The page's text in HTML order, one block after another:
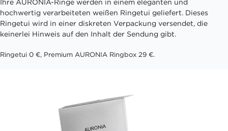
Ihre AURONIA-Ringe werden in einem eleganten und
hochwertig verarbeiteten weißen Ringetui geliefert. Dieses
Ringetui wird in einer diskreten Verpackung versendet, die
keinerlei Hinweis auf den Inhalt der Sendung gibt.
Ringetui 0 €, Premium AURONIA Ringbox 29 €.